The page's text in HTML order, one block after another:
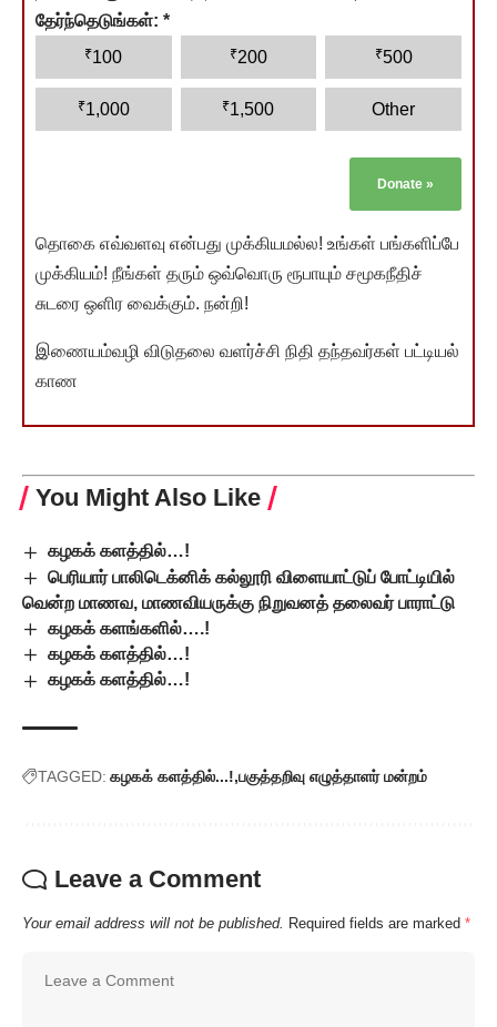
தேர்ந்தெடுங்கள்: *
₹100 ₹200 ₹500
₹1,000 ₹1,500 Other
Donate »
தொகை எவ்வளவு என்பது முக்கியமல்ல! உங்கள் பங்களிப்பே
முக்கியம்! நீங்கள் தரும் ஒவ்வொரு ரூபாயும் சமூகநீதிச்
சுடரை ஒளிர வைக்கும். நன்றி!
இணையம்வழி விடுதலை வளர்ச்சி நிதி தந்தவர்கள் பட்டியல்
காண
You Might Also Like
கழகக் களத்தில்…!
பெரியார் பாலிடெக்னிக் கல்லூரி விளையாட்டுப் போட்டியில்
வென்ற மாணவ, மாணவியருக்கு நிறுவனத் தலைவர் பாராட்டு
கழகக் களங்களில்….!
கழகக் களத்தில்…!
கழகக் களத்தில்…!
TAGGED: கழகக் களத்தில்...! பகுத்தறிவு எழுத்தாளர் மன்றம்
Leave a Comment
Your email address will not be published. Required fields are marked *